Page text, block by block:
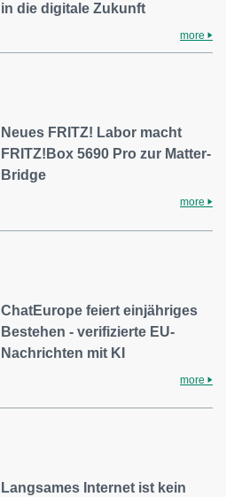
in die digitale Zukunft
more
Neues FRITZ! Labor macht
FRITZ!Box 5690 Pro zur Matter-
Bridge
more
ChatEurope feiert einjähriges
Bestehen - verifizierte EU-
Nachrichten mit KI
more
Langsames Internet ist kein